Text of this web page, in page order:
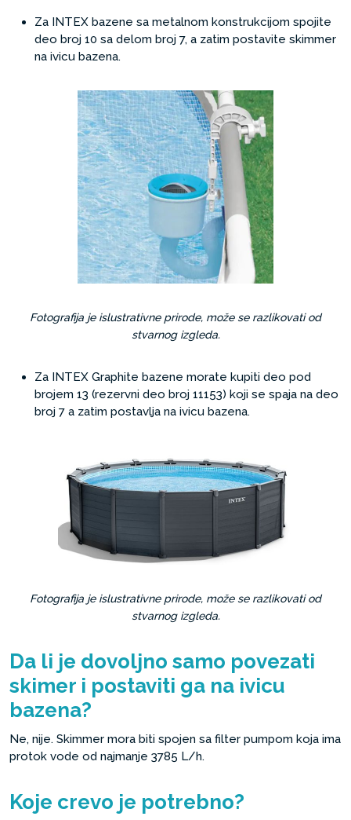
Za INTEX bazene sa metalnom konstrukcijom spojite
deo broj 10 sa delom broj 7, a zatim postavite skimmer
na ivicu bazena.
Fotografija je islustrativne prirode, može se razlikovati od
stvarnog izgleda.
Za INTEX Graphite bazene morate kupiti deo pod
brojem 13 (rezervni deo broj 11153) koji se spaja na deo
broj 7 a zatim postavlja na ivicu bazena.
Fotografija je islustrativne prirode, može se razlikovati od
stvarnog izgleda.
Da li je dovoljno samo povezati
skimer i postaviti ga na ivicu
bazena?
Ne, nije. Skimmer mora biti spojen sa filter pumpom koja ima
protok vode od najmanje 3785 L/h.
Koje crevo je potrebno?